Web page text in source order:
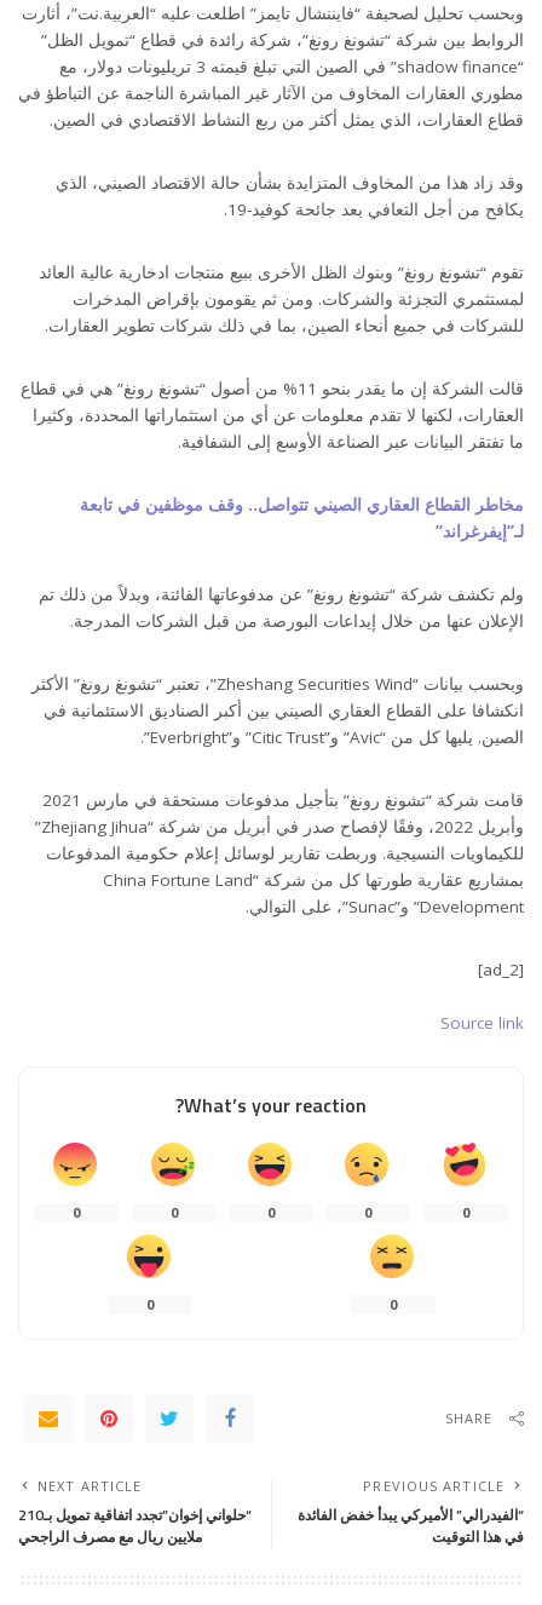
وبحسب تحليل لصحيفة “فايننشال تايمز” اطلعت عليه “العربية.نت”، أثارت
الروابط بين شركة “تشونغ رونغ”، شركة رائدة في قطاع “تمويل الظل”
“shadow finance” في الصين التي تبلغ قيمته 3 تريليونات دولار، مع
مطوري العقارات المخاوف من الآثار غير المباشرة الناجمة عن التباطؤ في
قطاع العقارات، الذي يمثل أكثر من ربع النشاط الاقتصادي في الصين.
وقد زاد هذا من المخاوف المتزايدة بشأن حالة الاقتصاد الصيني، الذي
يكافح من أجل التعافي بعد جائحة كوفيد-19.
تقوم “تشونغ رونغ” وبنوك الظل الأخرى ببيع منتجات ادخارية عالية العائد
لمستثمري التجزئة والشركات. ومن ثم يقومون بإقراض المدخرات
للشركات في جميع أنحاء الصين، بما في ذلك شركات تطوير العقارات.
قالت الشركة إن ما يقدر بنحو 11% من أصول “تشونغ رونغ” هي في قطاع
العقارات، لكنها لا تقدم معلومات عن أي من استثماراتها المحددة، وكثيرا
ما تفتقر البيانات عبر الصناعة الأوسع إلى الشفافية.
مخاطر القطاع العقاري الصيني تتواصل.. وقف موظفين في تابعة
لـ”إيفرغراند”
ولم تكشف شركة “تشونغ رونغ” عن مدفوعاتها الفائتة، وبدلاً من ذلك تم
الإعلان عنها من خلال إيداعات البورصة من قبل الشركات المدرجة.
وبحسب بيانات “Zheshang Securities Wind”، تعتبر “تشونغ رونغ” الأكثر
انكشافا على القطاع العقاري الصيني بين أكبر الصناديق الاستئمانية في
الصين. يليها كل من “Avic” و”Citic Trust” و”Everbright”.
قامت شركة “تشونغ رونغ” بتأجيل مدفوعات مستحقة في مارس 2021
وأبريل 2022، وفقًا لإفصاح صدر في أبريل من شركة “Zhejiang Jihua”
للكيماويات النسيجية. وربطت تقارير لوسائل إعلام حكومية المدفوعات
بمشاريع عقارية طورتها كل من شركة “China Fortune Land
Development” و”Sunac”، على التوالي.
[ad_2]
Source link
What’s your reaction?
0
0
0
0
0
0
0
SHARE
PREVIOUS ARTICLE
“الفيدرالي” الأميركي يبدأ خفض الفائدة
في هذا التوقيت
NEXT ARTICLE
“حلواني إخوان”تجدد اتفاقية تمويل بـ210
ملايين ريال مع مصرف الراجحي